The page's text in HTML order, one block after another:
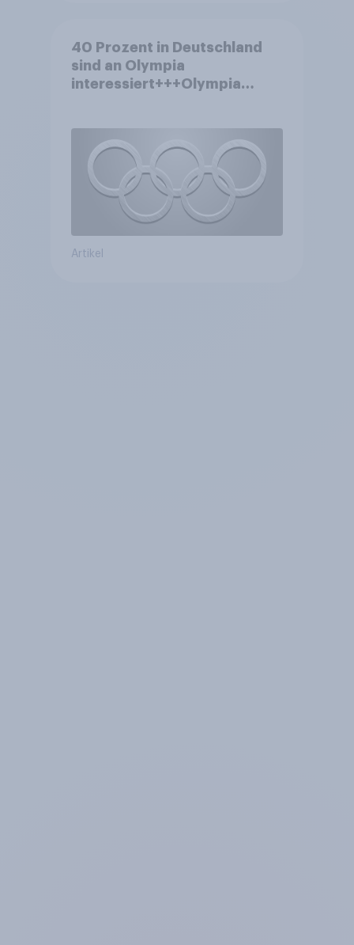
40 Prozent in Deutschland
sind an Olympia
interessiert+++Olympia
Ausrüstung+++Umsatz
rückläufig
Artikel